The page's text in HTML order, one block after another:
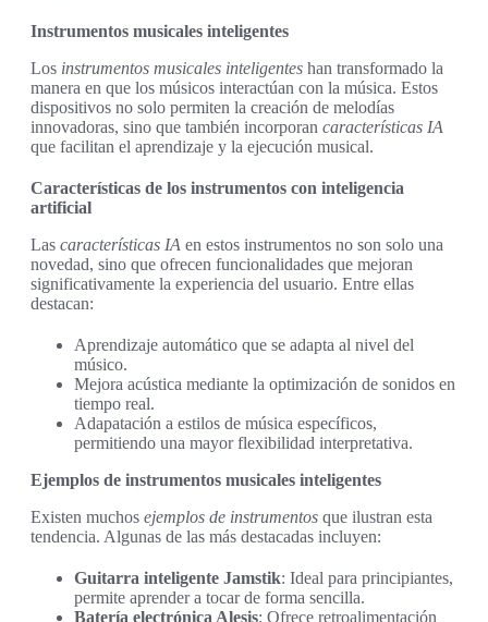
Instrumentos musicales inteligentes
Los instrumentos musicales inteligentes han transformado la
manera en que los músicos interactúan con la música. Estos
dispositivos no solo permiten la creación de melodías
innovadoras, sino que también incorporan características IA
que facilitan el aprendizaje y la ejecución musical.
Características de los instrumentos con inteligencia
artificial
Las características IA en estos instrumentos no son solo una
novedad, sino que ofrecen funcionalidades que mejoran
significativamente la experiencia del usuario. Entre ellas
destacan:
Aprendizaje automático que se adapta al nivel del
músico.
Mejora acústica mediante la optimización de sonidos en
tiempo real.
Adapatación a estilos de música específicos,
permitiendo una mayor flexibilidad interpretativa.
Ejemplos de instrumentos musicales inteligentes
Existen muchos ejemplos de instrumentos que ilustran esta
tendencia. Algunas de las más destacadas incluyen:
Guitarra inteligente Jamstik: Ideal para principiantes,
permite aprender a tocar de forma sencilla.
Batería electrónica Alesis: Ofrece retroalimentación